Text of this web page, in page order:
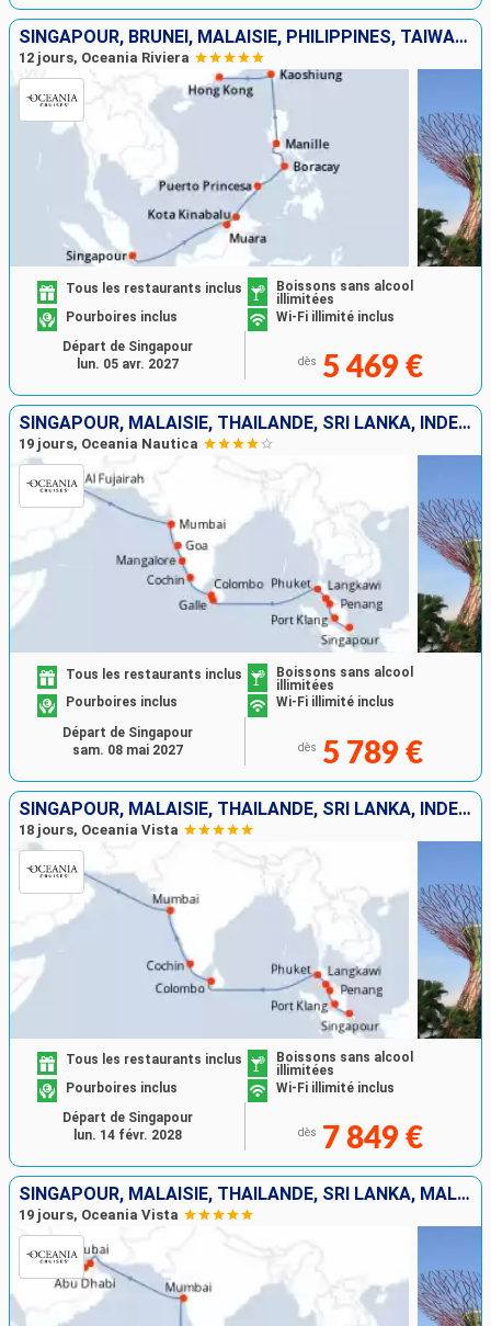
SINGAPOUR, BRUNEI, MALAISIE, PHILIPPINES, TAÏWAN, CHINE
12 jours, Oceania Riviera
Tous les restaurants inclus
Boissons sans alcool
illimitées
Pourboires inclus
Wi-Fi illimité inclus
dès 5 469 €
Départ de Singapour
lun. 05 avr. 2027
SINGAPOUR, MALAISIE, THAÏLANDE, SRI LANKA, INDE, EMIRATS ARABES UNIS
19 jours, Oceania Nautica
Tous les restaurants inclus
Boissons sans alcool
illimitées
Pourboires inclus
Wi-Fi illimité inclus
dès 5 789 €
Départ de Singapour
sam. 08 mai 2027
SINGAPOUR, MALAISIE, THAÏLANDE, SRI LANKA, INDE, EMIRATS ARABES UNIS
18 jours, Oceania Vista
Tous les restaurants inclus
Boissons sans alcool
illimitées
Pourboires inclus
Wi-Fi illimité inclus
dès 7 849 €
Départ de Singapour
lun. 14 févr. 2028
SINGAPOUR, MALAISIE, THAÏLANDE, SRI LANKA, MALDIVES, INDE, EMIRATS ARABES UNIS, QATAR
19 jours, Oceania Vista